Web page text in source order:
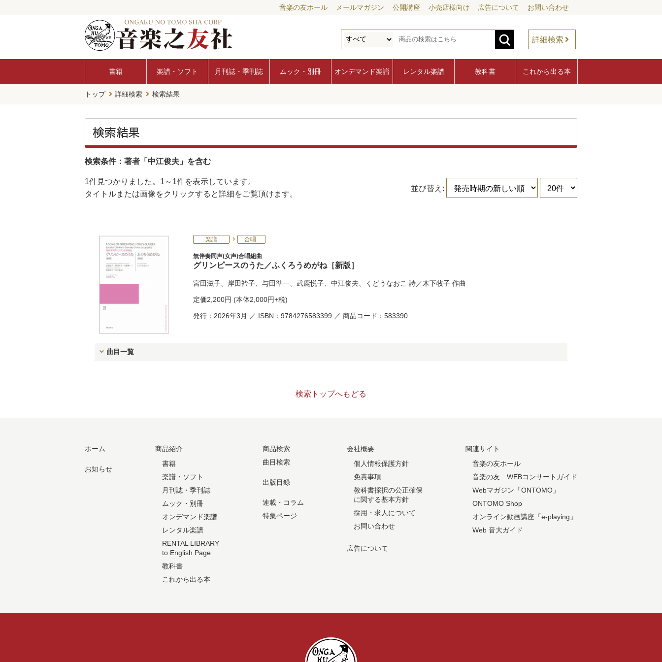
音楽の友ホール メールマガジン 公開講座 小売店様向け 広告について お問い合わせ
詳細検索
書籍 楽譜・ソフト 月刊誌・季刊誌 ムック・別冊 オンデマンド楽譜 レンタル楽譜 教科書 これから出る本
トップ 詳細検索 検索結果
検索結果
検索条件：著者「中江俊夫」を含む
1件見つかりました。 1～1件を表示しています。
タイトルまたは画像をクリックすると詳細をご覧頂けます。
並び替え:
楽譜 合唱
無伴奏同声(女声)合唱組曲
グリンピースのうた／ふくろうめがね［新版］
宮田滋子 岸田衿子 与田準一 武鹿悦子 中江俊夫 くどうなおこ 詩／木下牧子 作曲
定価2,200円 (本体2,000円+税)
発行：2026年3月 ／ ISBN：9784276583399 ／ 商品コード：583390
曲目一覧
検索トップへもどる
ホーム
お知らせ
商品紹介
書籍
楽譜・ソフト
月刊誌・季刊誌
ムック・別冊
オンデマンド楽譜
レンタル楽譜
RENTAL LIBRARY
to English Page
教科書
これから出る本
商品検索
曲目検索
出版目録
連載・コラム
特集ページ
会社概要
個人情報保護方針
免責事項
教科書採択の公正確保
に関する基本方針
採用・求人について
お問い合わせ
広告について
関連サイト
音楽の友ホール
音楽の友 WEBコンサートガイド
Webマガジン「ONTOMO」
ONTOMO Shop
オンライン動画講座「e-playing」
Web 音大ガイド